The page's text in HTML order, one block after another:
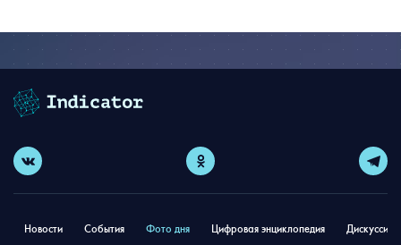
Новости События Фото дня Цифровая энциклопедия